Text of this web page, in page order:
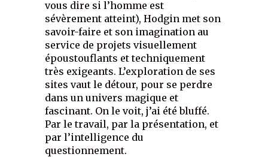
vous dire si l’homme est
sévèrement atteint), Hodgin met son
savoir-faire et son imagination au
service de projets visuellement
époustouflants et techniquement
très exigeants. L’exploration de ses
sites vaut le détour, pour se perdre
dans un univers magique et
fascinant. On le voit, j’ai été bluffé.
Par le travail, par la présentation, et
par l’intelligence du
questionnement.